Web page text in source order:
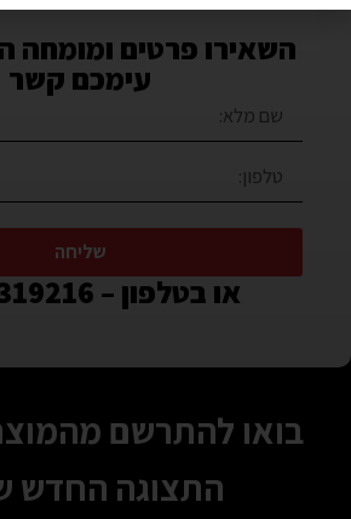
בואו להתרשם
התצוגה החדש
השאירו פרטים ומומחה
עימכם קשר
שליחה
או בטלפון – 077-2319216